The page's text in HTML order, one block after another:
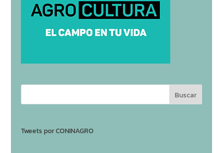
Tweets por CONINAGRO